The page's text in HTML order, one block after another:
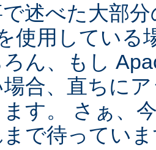
述べた大部
使用している
ん、もし
場合、直ちに
す。 さぁ、
で待ってい